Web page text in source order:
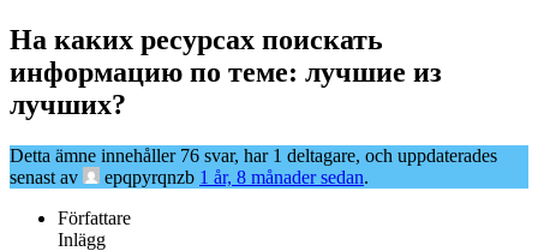
На каких ресурсах поискать
информацию по теме: лучшие из
лучших?
Detta ämne innehåller 76 svar, har 1 deltagare, och uppdaterades
senast av
epqpyrqnzb 1 år, 8 månader sedan.
Författare
Inlägg